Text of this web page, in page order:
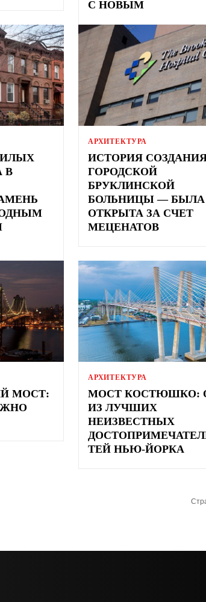
С НОВЫМ
В
АРХИТЕКТУРА
ИСТОРИЯ
ГОРОДСКОЙ
БРУКЛИНСКОЙ
БОЛЬНИЦЫ — БЫЛА
ОТКРЫТА ЗА СЧЕТ
МЕЦЕНАТОВ
МОСТ:
АРХИТЕКТУРА
МОСТ КОСТЮШКО:
ИЗ ЛУЧШИХ
НЕИЗВЕСТНЫХ
ТЕЙ НЬЮ-ЙОРКА